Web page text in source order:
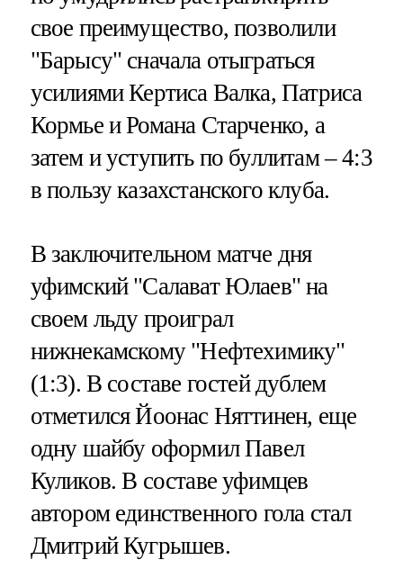
свое преимущество, позволили
"Барысу" сначала отыграться
усилиями Кертиса Валка, Патриса
Кормье и Романа Старченко, а
затем и уступить по буллитам – 4:3
в пользу казахстанского клуба.
В заключительном матче дня
уфимский "Салават Юлаев" на
своем льду проиграл
нижнекамскому "Нефтехимику"
(1:3). В составе гостей дублем
отметился Йоонас Няттинен, еще
одну шайбу оформил Павел
Куликов. В составе уфимцев
автором единственного гола стал
Дмитрий Кугрышев.